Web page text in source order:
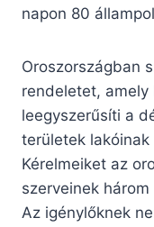
napon 80
Oroszországban
rendeletet, amely
leegyszerűsíti a
területek
Kérelmeiket az
szerveinek
Az igénylőknek